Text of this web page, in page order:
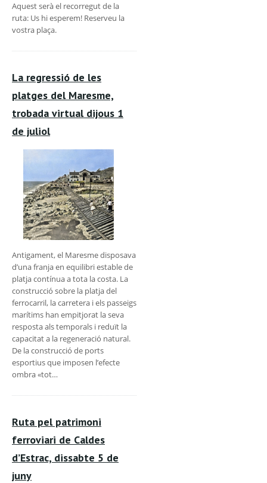
Aquest serà el recorregut de la
ruta: Us hi esperem! Reserveu la
vostra plaça.
La regressió de les
platges del Maresme,
trobada virtual dijous 1
de juliol
Antigament, el Maresme disposava
d’una franja en equilibri estable de
platja contínua a tota la costa. La
construcció sobre la platja del
ferrocarril, la carretera i els passeigs
marítims han empitjorat la seva
resposta als temporals i reduït la
capacitat a la regeneració natural.
De la construcció de ports
esportius que imposen l’efecte
ombra «tot…
Ruta pel patrimoni
ferroviari de Caldes
d’Estrac, dissabte 5 de
juny